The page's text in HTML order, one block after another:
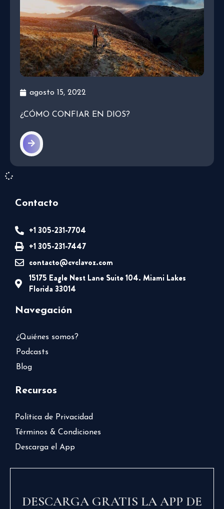
agosto 15, 2022
¿CÓMO CONFIAR EN DIOS?
Contacto
+1 305-231-7704
+1 305-231-7447
contacto@cvclavoz.com
15175 Eagle Nest Lane Suite 104. Miami Lakes
Florida 33014
Navegación
¿Quiénes somos?
Podcasts
Blog
Recursos
Política de Privacidad
Términos & Condiciones
Descarga el App
DESCARGA GRATIS LA APP DE